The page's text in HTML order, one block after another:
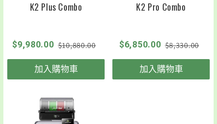
K2 Plus Combo
$9,980.00 $10,880.00
加入購物車
K2 Pro Combo
$6,850.00 $8,330.00
加入購物車